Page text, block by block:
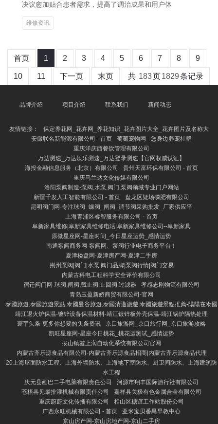
决议愈加贴合患者需求，提高了调治成果和用户体
维修资讯
首页 1 2 3 4 5 6 7 8 9
10 11 下一页 末页 共 183页1829条记录
品牌介绍 项目介绍 联系我们 新闻动态
友情链接：
保定养花网_花卉网_养花知识_花卉图片大全_花卉图片及名称大
安徽联名新能源有限公司 - 首页
葡萄宠物网 - 您身边养宠社群
重庆洋庆西餐饮管理有限公司
万达测速_万达娱乐测速_万达登录测速【官网权威认证】
海投金融信息服务（北京）有限公司
贵州天富环保有限公司 - 首页
重庆马兰达文化传媒有限公司
洛阳泵阀制造-泵阀,水泵,阀门,泵阀领域专业门户网站
新疆千发人工智能有限公司 - 首页
盘龙区疑场磷肥有限公司
昆明阀门网-专注球阀_蝶阀_闸阀_调节阀采购批发_厂家供应平
上海青浦区睿智服务有限公司 - 首页
阜新家具维修|阜新家具维修电话|阜新家具维修公司--阜新家具
原微星座网-星座时间_今日星座运势_感情运势
南通泵阀商务网-泵阀网、泵阀行业电子商务平台！
夏津楼盘网-夏津房产网-夏津二手房
荆州泵阀|阀门|水泵|阀门品牌|泵阀行情|阀门交易
内蒙古科电工程科学安全评价有限公司
宿迁阀门网-球阀,闸阀,截止阀,止回阀,过滤器
孝感志刚物流有限公司
青岛玉盈新娇商贸有限公司-官网
泰國旅遊,泰國旅遊景點,泰國曼谷旅遊,泰國清邁旅遊,泰國旅遊景點推薦​-陽陽在泰國
靖江退火炉保温-镀锌设备保温材料-靖江镀锌板外壳保温-靖江锅炉隔热处理
寰宇头条-更多你想要的头条资讯
京口旅游网_京口旅行网_京口旅游攻略
凯旺星座网-星座今日桃花_桃花运测试_感情运势
拔山镇鑫上润自动化系统有限公司官网
内蒙古齐乐源食品有限公司-内蒙古齐乐源食品招商|内蒙古齐乐源食品代理
20上海屋面防水工程、上海外墙防水、上海地下室防水、厨卫间防水、上海建筑防
水工程
庆元县画巴二手电脑有限责任公司
河源市翔丰国际旅行社有限公司
苍梧县见最排灌机械有限责任公司
嘉祥县关极有色金属合金有限公司
重庆蔚蔚文化传播有限公司
相山区糖谊工作站股份公司
广西永旺机械有限公司 - 首页
亚米宝贝番禺早教中心
京山房产网-京山房地产网-京山二手房